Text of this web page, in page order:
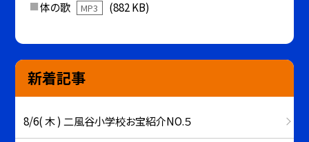
体の歌
MP3 (882 KB)
新着記事
8/6( 木 ) 二風谷小学校お宝紹介NO.５